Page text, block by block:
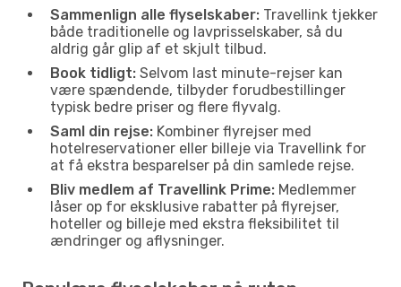
Sammenlign alle flyselskaber: Travellink tjekker
både traditionelle og lavprisselskaber, så du
aldrig går glip af et skjult tilbud.
Book tidligt: Selvom last minute-rejser kan
være spændende, tilbyder forudbestillinger
typisk bedre priser og flere flyvalg.
Saml din rejse: Kombiner flyrejser med
hotelreservationer eller billeje via Travellink for
at få ekstra besparelser på din samlede rejse.
Bliv medlem af Travellink Prime: Medlemmer
låser op for eksklusive rabatter på flyrejser,
hoteller og billeje med ekstra fleksibilitet til
ændringer og aflysninger.